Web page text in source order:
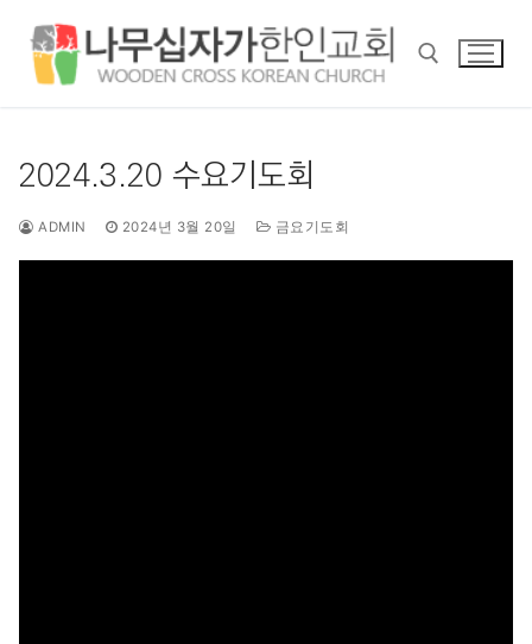
2024.3.20 수요기도회
ADMIN 2024년 3월 20일 금요기도회